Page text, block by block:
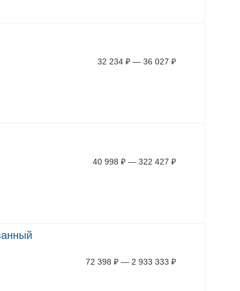
32 234 ₽ — 36 027 ₽
40 998 ₽ — 322 427 ₽
72 398 ₽ — 2 933 333 ₽